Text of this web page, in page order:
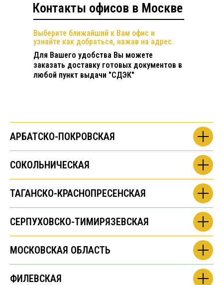
Контакты офисов в Москве
Выберите ближайший к Вам офис и
узнайте как добраться, нажав на адрес.
Для Вашего удобства Вы можете
заказать доставку готовых документов в
любой пункт выдачи "СДЭК"
АРБАТСКО-ПОКРОВСКАЯ
СОКОЛЬНИЧЕСКАЯ
ТАГАНСКО-КРАСНОПРЕСЕНСКАЯ
СЕРПУХОВСКО-ТИМИРЯЗЕВСКАЯ
МОСКОВСКАЯ ОБЛАСТЬ
ФИЛЕВСКАЯ